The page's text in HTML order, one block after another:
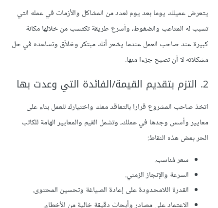
يتعرض عميلك يوما بعد يوم لعدد من المشاكل والأزمات في عمله التي
تسبب له المتاعب والضغوط، وأسرع طريقة تكتسب من خلالها مكانة
كبيرة عند صاحب العمل عندما يشعر أنك مبتكر وخلاّق وتساعده في حل
مشكلاته لا أن تصبح جزءا منها.
2. التزم بتقديم القيمة/الفائدة التي وعدت بها
اتخذ صاحب المشروع قرارا بالتعاقد معك واختيارك للعمل بناء على
معايير وأسس وجدها في عملك، وتشمل القيم والمعايير الهامة للكاتب
الحر بعض هذه النقاط:
سعر مُناسب.
السرعة والإنجاز الزمني.
القدرة اللامحدودة على إعادة الصياغة وتحسين المحتوى.